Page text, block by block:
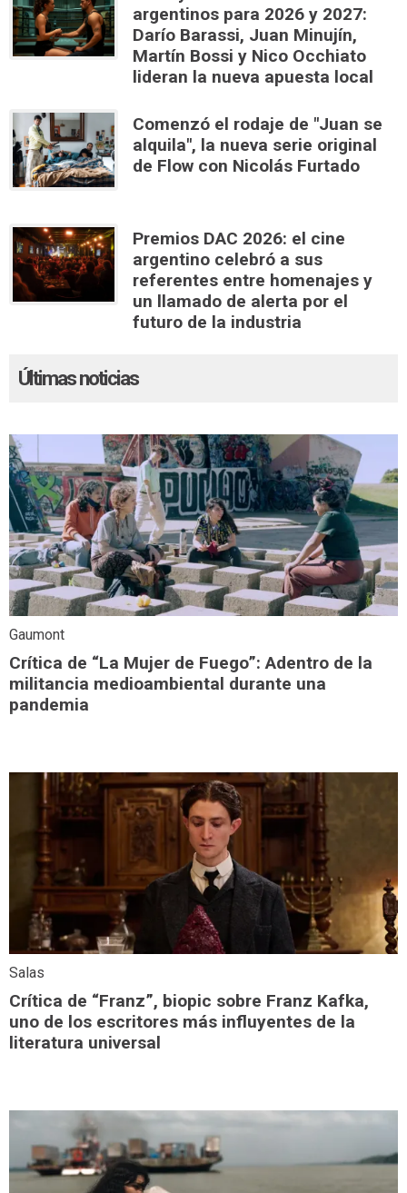
argentinos para 2026 y 2027:
Darío Barassi, Juan Minujín,
Martín Bossi y Nico Occhiato
lideran la nueva apuesta local
Comenzó el rodaje de "Juan se
alquila", la nueva serie original
de Flow con Nicolás Furtado
Premios DAC 2026: el cine
argentino celebró a sus
referentes entre homenajes y
un llamado de alerta por el
futuro de la industria
Últimas noticias
Gaumont
Crítica de “La Mujer de Fuego”: Adentro de la
militancia medioambiental durante una
pandemia
Salas
Crítica de “Franz”, biopic sobre Franz Kafka,
uno de los escritores más influyentes de la
literatura universal